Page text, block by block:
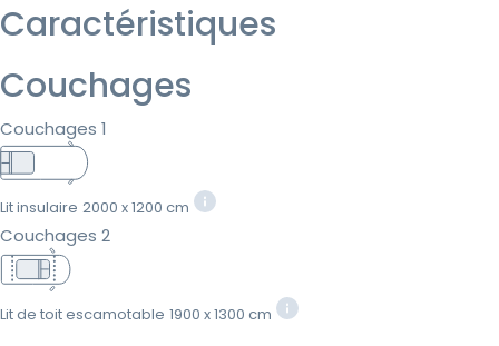
Caractéristiques
Couchages
Couchages 1
Lit insulaire 2000 x 1200 cm
Couchages 2
Lit de toit escamotable 1900 x 1300 cm